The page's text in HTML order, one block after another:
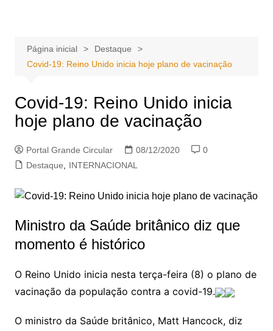
conteúdoPágina inicial
Destaque
Covid-19: Reino Unido inicia hoje plano de vacinação
Covid-19: Reino Unido inicia
hoje plano de vacinação
Portal Grande Circular 08/12/2020
0
Destaque
INTERNACIONAL
Ministro da Saúde britânico diz que
momento é histórico
O Reino Unido inicia nesta terça-feira (8) o plano de
vacinação da população contra a covid-19.
O ministro da Saúde britânico, Matt Hancock, diz